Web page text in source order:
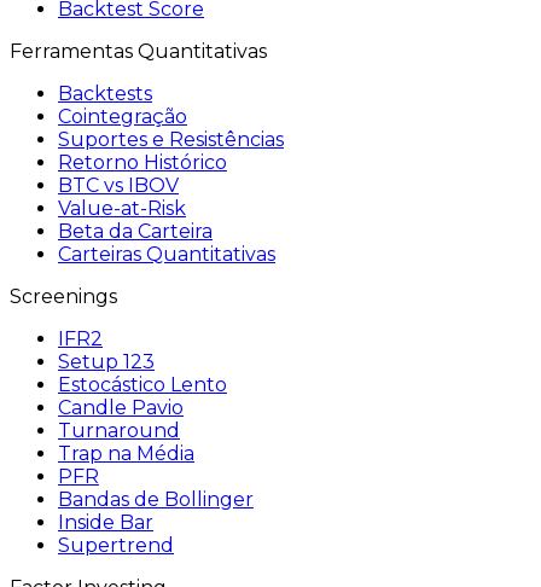
Backtest Score
Ferramentas Quantitativas
Backtests
Cointegração
Suportes e Resistências
Retorno Histórico
BTC vs IBOV
Value-at-Risk
Beta da Carteira
Carteiras Quantitativas
Screenings
IFR2
Setup 123
Estocástico Lento
Candle Pavio
Turnaround
Trap na Média
PFR
Bandas de Bollinger
Inside Bar
Supertrend